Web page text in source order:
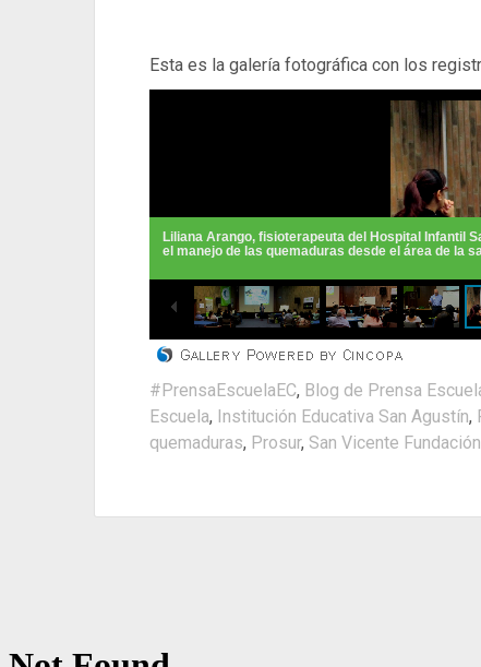
Esta es la galería fotográfica con los
#PrensaEscuelaEC, Blog de Prensa
Escuela, Institución Educativa San Agustín,
quemaduras, Prosur, San Vicente Fundación